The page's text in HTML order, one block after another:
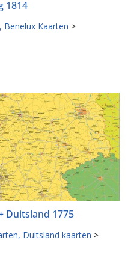
1814
Benelux Kaarten >
Duitsland 1775
Duitsland kaarten >